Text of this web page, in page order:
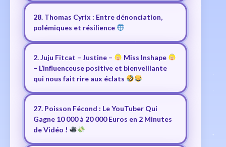
28. Thomas Cyrix : Entre dénonciation,
polémiques et résilience
2. Juju Fitcat – Justine –
Miss Inshape
– L’influenceuse positive et bienveillante
qui nous fait rire aux éclats
27. Poisson Fécond : Le YouTuber Qui
Gagne 10 000 à 20 000 Euros en 2 Minutes
de Vidéo !